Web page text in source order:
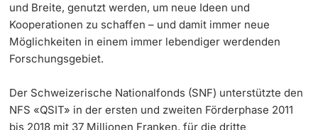
und Breite, genutzt werden, um neue Ideen und
Kooperationen zu schaffen – und damit immer neue
Möglichkeiten in einem immer lebendiger werdenden
Forschungsgebiet.
Der Schweizerische Nationalfonds (SNF) unterstützte den
NFS «QSIT» in der ersten und zweiten Förderphase 2011
bis 2018 mit 37 Millionen Franken, für die dritte